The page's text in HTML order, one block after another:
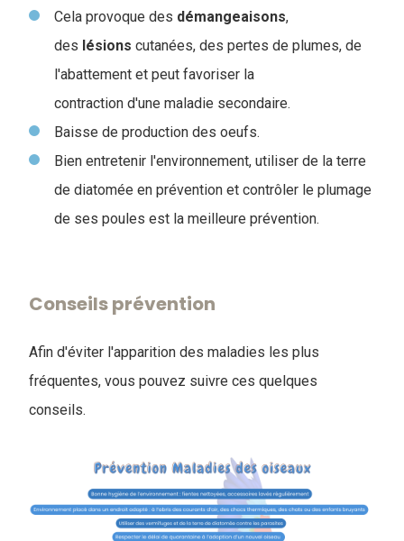
Cela provoque des démangeaisons,
des lésions cutanées, des pertes de plumes, de
l'abattement et peut favoriser la
contraction d'une maladie secondaire.
Baisse de production des oeufs.
Bien entretenir l'environnement, utiliser de la terre
de diatomée en prévention et contrôler le plumage
de ses poules est la meilleure prévention.
Conseils prévention
Afin d'éviter l'apparition des maladies les plus
fréquentes, vous pouvez suivre ces quelques
conseils.